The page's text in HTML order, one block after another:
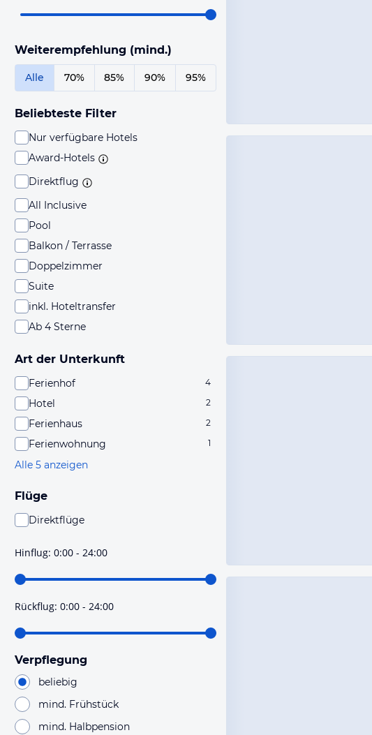
Weiterempfehlung (mind.)
Alle 70% 85% 90% 95%
Beliebteste Filter
Nur verfügbare Hotels
Award-Hotels
Direktflug
All Inclusive
Pool
Balkon / Terrasse
Doppelzimmer
Suite
inkl. Hoteltransfer
Ab 4 Sterne
Art der Unterkunft
Ferienhof 4
Hotel 2
Ferienhaus 2
Ferienwohnung 1
Alle 5 anzeigen
Flüge
Direktflüge
hoher Wahrscheinlichkeit Direktflüge sind. Bitte
prüfe vor der Buchung noch einmal die Flugdetails.
Hinflug: 0:00 - 24:00
Rückflug: 0:00 - 24:00
Verpflegung
beliebig
mind. Frühstück
mind. Halbpension